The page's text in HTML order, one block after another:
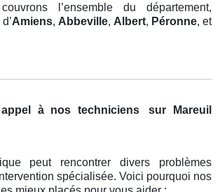
l’ensemble du département,
Amiens, Abbeville, Albert, Péronne, et
à nos techniciens
sur Mareuil
peut rencontrer divers problèmes
spécialisée. Voici pourquoi nos